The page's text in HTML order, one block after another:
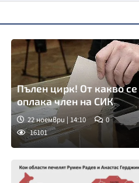
Пълен цирк! От какво се
оплака член на СИК
22 ноември | 14:10
0
16101